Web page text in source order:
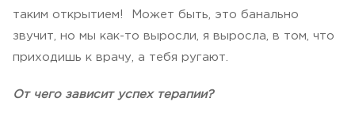
таким открытием! Может быть, это банально
звучит, но мы как-то выросли, я выросла, в том, что
приходишь к врачу, а тебя ругают.
От чего зависит успех терапии?